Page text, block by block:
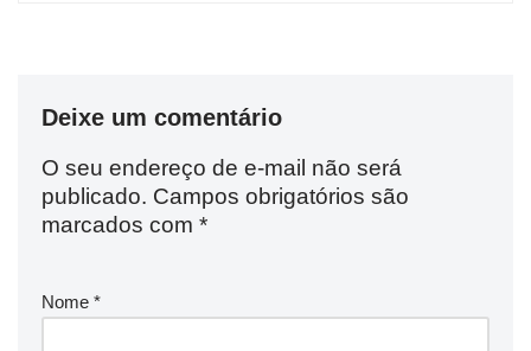
Deixe um comentário
O seu endereço de e-mail não será
publicado. Campos obrigatórios são
marcados com *
Nome *